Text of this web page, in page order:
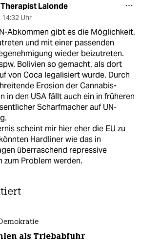
Lalonde
14:32 Uhr
Abkommen gibt es die Möglichkeit,
und mit einer passenden
wieder beizutreten.
Bolivien so gemacht, als dort
von Coca legalisiert wurde. Durch
Erosion der Cannabis-
in den USA fällt auch ein in früheren
Scharfmacher auf UN-
scheint mir hier eher die EU zu
Hardliner wie das in
überraschend repressive
zum Problem werden.
als Triebabfuhr